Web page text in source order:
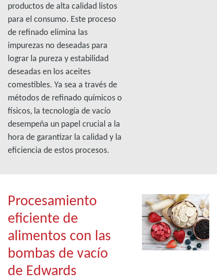
productos de alta calidad listos
para el consumo. Este proceso
de refinado elimina las
impurezas no deseadas para
lograr la pureza y estabilidad
deseadas en los aceites
comestibles. Ya sea a través de
métodos de refinado químicos o
físicos, la tecnología de vacío
desempeña un papel crucial a la
hora de garantizar la calidad y la
eficiencia de estos procesos.
Procesamiento
eficiente de
alimentos con las
bombas de vacío
de Edwards